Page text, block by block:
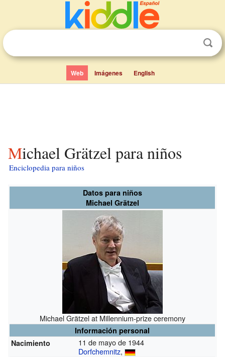
Web Imágenes English
Michael Grätzel para niños
Enciclopedia para niños
Datos para niños
Michael Grätzel
Michael Grätzel at Millennium-prize ceremony
Información personal
Nacimiento
11 de mayo de 1944
Dorfchemnitz,